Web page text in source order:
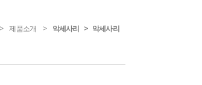
제품소개 악세사리 > 악세사리